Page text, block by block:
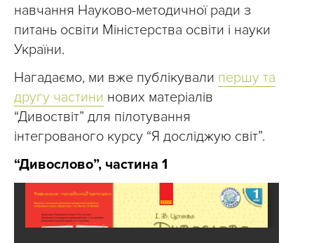
навчання Науково-методичної ради з
питань освіти Міністерства освіти і науки
України.
Нагадаємо, ми вже публікували першу та
другу частини нових матеріалів
“Дивоствіт” для пілотування
інтегрованого курсу “Я досліджую світ”.
“Дивослово”, частина 1